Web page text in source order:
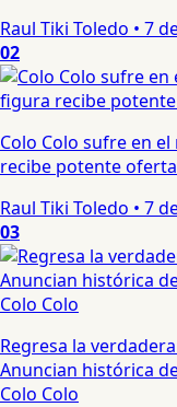
Raul Tiki Toledo • 7
02
Colo Colo sufre en
recibe potente
Raul Tiki Toledo • 7
03
Regresa la
Anuncian histórica
Colo Colo